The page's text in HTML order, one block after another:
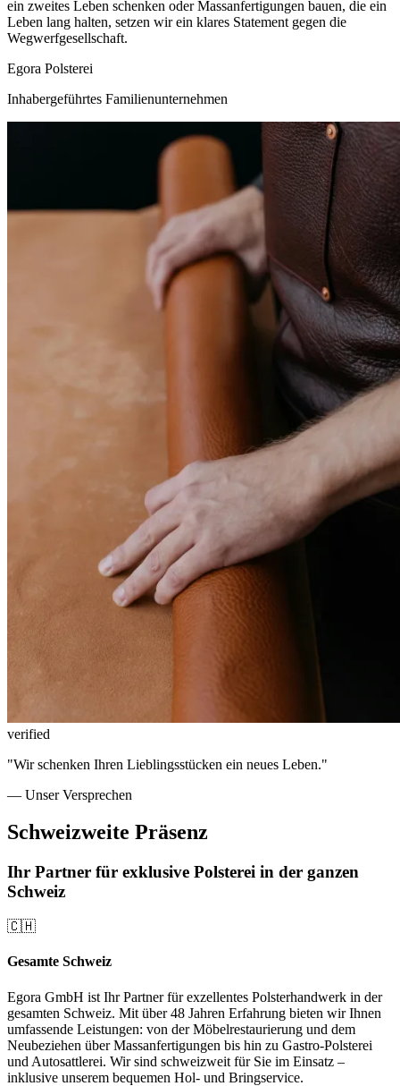
ein zweites Leben schenken oder Massanfertigungen bauen, die ein
Leben lang halten, setzen wir ein klares Statement gegen die
Wegwerfgesellschaft.
Egora Polsterei
Inhabergeführtes Familienunternehmen
verified
"Wir schenken Ihren Lieblingsstücken ein neues Leben."
— Unser Versprechen
Schweizweite Präsenz
Ihr Partner für exklusive Polsterei in der ganzen
Schweiz
🇨🇭
Gesamte Schweiz
Egora GmbH ist Ihr Partner für exzellentes Polsterhandwerk in der
gesamten Schweiz. Mit über 48 Jahren Erfahrung bieten wir Ihnen
umfassende Leistungen: von der Möbelrestaurierung und dem
Neubeziehen über Massanfertigungen bis hin zu Gastro-Polsterei
und Autosattlerei. Wir sind schweizweit für Sie im Einsatz –
inklusive unserem bequemen Hol- und Bringservice.